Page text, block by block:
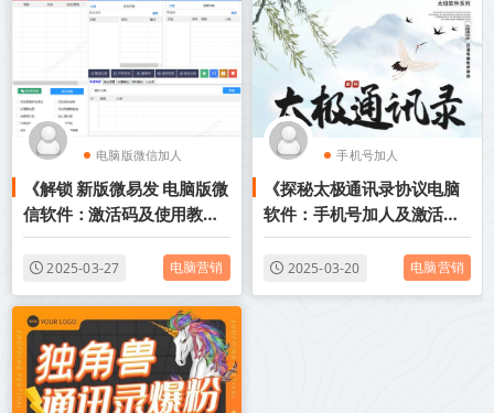
电脑版微信加人
电脑版微信跟圈
《解锁 新版微易发 电脑版微
信软件：激活码及使用教程
深度剖析》
2025-03-27 电脑营销
手机号加人
电脑版通讯录协议
《探秘太极通讯录协议电脑
软件：手机号加人及激活码
教程》
2025-03-20 电脑营销